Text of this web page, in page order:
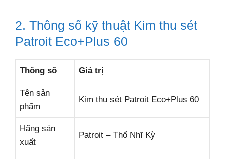
2. Thông số kỹ thuật Kim thu sét
Patroit Eco+Plus 60
Thông số Giá trị
Tên sản
phẩm
Kim thu sét Patroit Eco+Plus 60
Hãng sản
xuất
Patroit – Thổ Nhĩ Kỳ